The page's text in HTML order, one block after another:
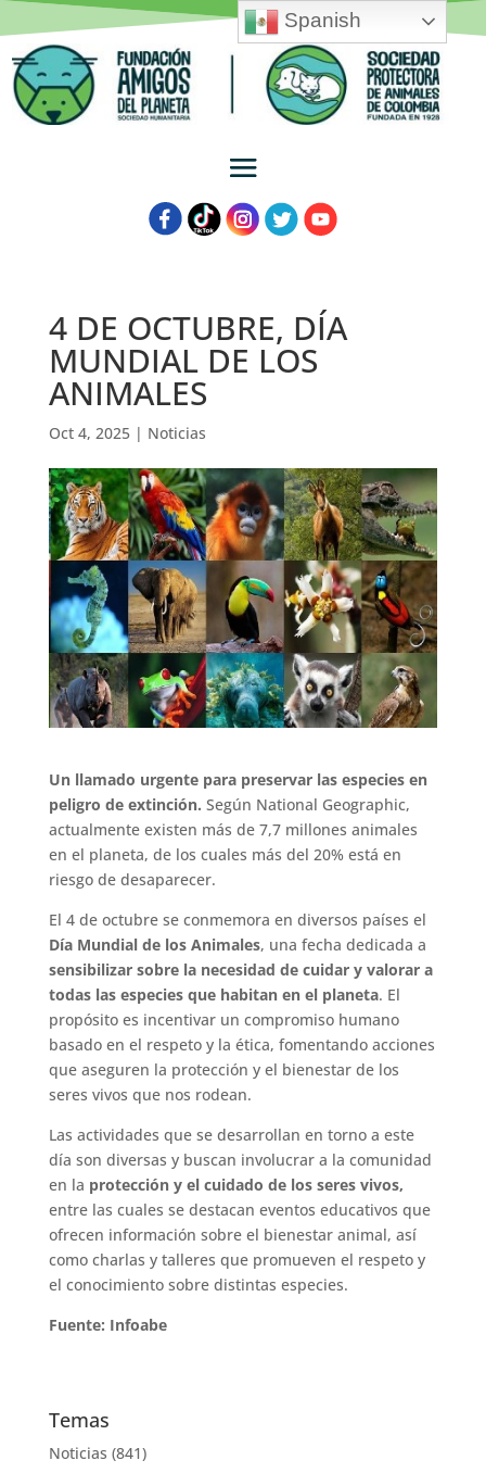
4 DE OCTUBRE, DÍA
MUNDIAL DE LOS
ANIMALES
Oct 4, 2025| Noticias
Un llamado urgente para preservar las especies en
peligro de extinción. Según National Geographic,
actualmente existen más de 7,7 millones animales
en el planeta, de los cuales más del 20% está en
riesgo de desaparecer.
El 4 de octubre se conmemora en diversos países el
Día Mundial de los Animales, una fecha dedicada a
sensibilizar sobre la necesidad de cuidar y valorar a
todas las especies que habitan en el planeta. El
propósito es incentivar un compromiso humano
basado en el respeto y la ética, fomentando acciones
que aseguren la protección y el bienestar de los
seres vivos que nos rodean.
Las actividades que se desarrollan en torno a este
día son diversas y buscan involucrar a la comunidad
en la protección y el cuidado de los seres vivos,
entre las cuales se destacan eventos educativos que
ofrecen información sobre el bienestar animal, así
como charlas y talleres que promueven el respeto y
el conocimiento sobre distintas especies.
Fuente: Infoabe
Temas
Noticias (841)
Spanish